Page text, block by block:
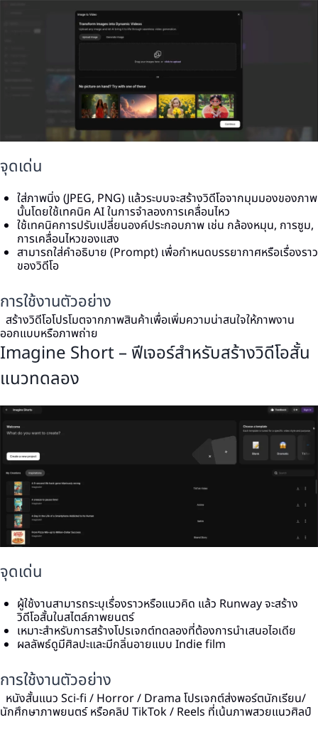
จุดเด่น
ใส่ภาพนิ่ง (JPEG, PNG) แล้วระบบจะสร้างวิดีโอจากมุมมองของภาพ
นั้นโดยใช้เทคนิค AI ในการจำลองการเคลื่อนไหว
ใช้เทคนิคการปรับเปลี่ยนองค์ประกอบภาพ เช่น กล้องหมุน, การซูม,
การเคลื่อนไหวของแสง
สามารถใส่คำอธิบาย (Prompt) เพื่อกำหนดบรรยากาศหรือเรื่องราว
ของวิดีโอ
การใช้งานตัวอย่าง
สร้างวิดีโอโปรโมตจากภาพสินค้าเพื่อเพิ่มความน่าสนใจให้ภาพงาน
ออกแบบหรือภาพถ่าย
Imagine Short – ฟีเจอร์สำหรับสร้างวิดีโอสั้น
แนวทดลอง
จุดเด่น
ผู้ใช้งานสามารถระบุเรื่องราวหรือแนวคิด แล้ว Runway จะสร้าง
วิดีโอสั้นในสไตล์ภาพยนตร์
เหมาะสำหรับการสร้างโปรเจกต์ทดลองที่ต้องการนำเสนอไอเดีย
ผลลัพธ์ดูมีศิลปะและมีกลิ่นอายแบบ Indie film
การใช้งานตัวอย่าง
หนังสั้นแนว Sci-fi / Horror / Drama โปรเจกต์ส่งพอร์ตนักเรียน/
นักศึกษาภาพยนตร์ หรือคลิป TikTok / Reels ที่เน้นภาพสวยแนวศิลป์